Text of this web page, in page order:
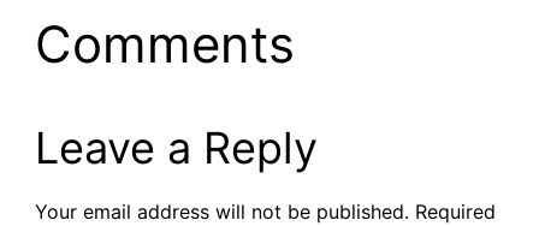
Comments
Leave a Reply
Your email address will not be published. Required